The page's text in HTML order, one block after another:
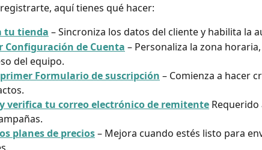
aquí tienes qué hacer:
tu tienda – Sincroniza los datos del cliente y habilita la
Configuración de Cuenta – Personaliza la zona
del equipo.
Formulario de suscripción – Comienza a hacer
verifica tu correo electrónico de remitente Requerido
planes de precios – Mejora cuando estés listo para